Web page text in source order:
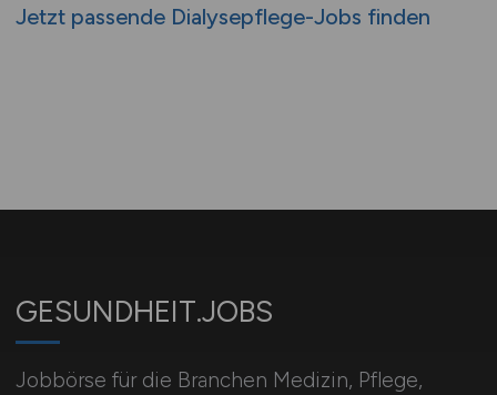
Jetzt passende Dialysepflege-Jobs finden
GESUNDHEIT.JOBS
Jobbörse für die Branchen Medizin, Pflege,